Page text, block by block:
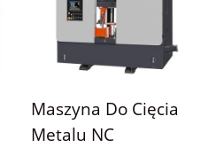
piła taśmowa C26 z serii C
Cosen C jest...
Maszyna Do Cięcia
Metalu NC